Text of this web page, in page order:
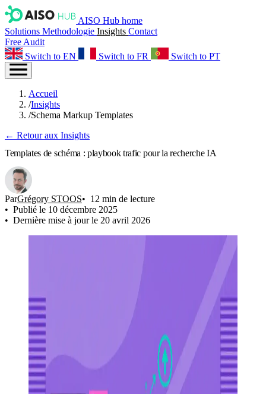
AISO Hub home
Solutions Methodologie Insights Contact
Free Audit
Switch to EN
Switch to FR Switch to PT
Accueil
/Insights
/Schema Markup Templates
← Retour aux Insights
Templates de schéma : playbook trafic pour la recherche IA
ParGrégory STOOS
12 min de lecture
Publié le 10 décembre 2025
Dernière mise à jour le 20 avril 2026